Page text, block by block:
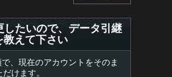
したいので、データ引継
教えて下さい
、現在のアカウントをそのま
けます。